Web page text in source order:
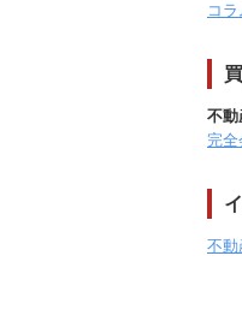
コ
不動
完全
不動